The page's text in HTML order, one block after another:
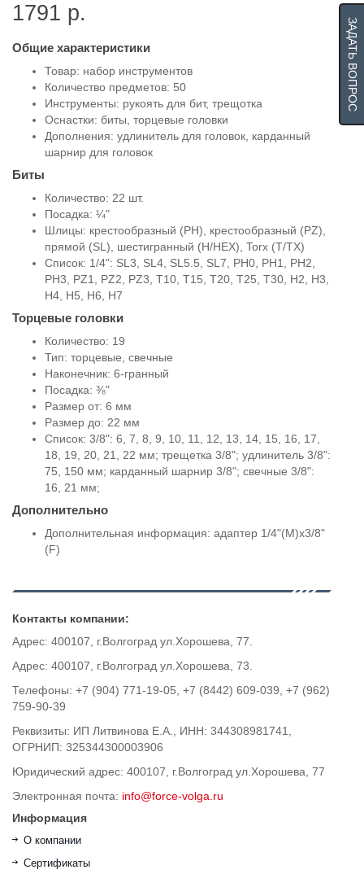
1791 р.
Общие характеристики
Товар: набор инструментов
Количество предметов: 50
Инструменты: рукоять для бит, трещотка
Оснастки: биты, торцевые головки
Дополнения: удлинитель для головок, карданный
шарнир для головок
Биты
Количество: 22 шт.
Посадка: ¼"
Шлицы: крестообразный (PH), крестообразный (PZ),
прямой (SL), шестигранный (H/HEX), Torx (T/TX)
Список: 1/4": SL3, SL4, SL5.5, SL7, PH0, PH1, PH2,
PH3, PZ1, PZ2, PZ3, T10, T15, T20, T25, T30, H2, H3,
H4, H5, H6, H7
Торцевые головки
Количество: 19
Тип: торцевые, свечные
Наконечник: 6-гранный
Посадка: ⅜"
Размер от: 6 мм
Размер до: 22 мм
Список: 3/8": 6, 7, 8, 9, 10, 11, 12, 13, 14, 15, 16, 17,
18, 19, 20, 21, 22 мм; трещетка 3/8"; удлинитель 3/8":
75, 150 мм; карданный шарнир 3/8"; свечные 3/8":
16, 21 мм;
Дополнительно
Дополнительная информация: адаптер 1/4"(M)x3/8"
(F)
Контакты компании:
Адрес: 400107, г.Волгоград ул.Хорошева, 77.
Адрес: 400107, г.Волгоград ул.Хорошева, 73.
Телефоны: +7 (904) 771-19-05, +7 (8442) 609-039, +7 (962)
759-90-39
Реквизиты: ИП Литвинова Е.А., ИНН: 344308981741,
ОГРНИП: 325344300003906
Юридический адрес: 400107, г.Волгоград ул.Хорошева, 77
Электронная почта: info@force-volga.ru
Информация
О компании
Сертификаты
ЗАДАТЬ ВОПРОС